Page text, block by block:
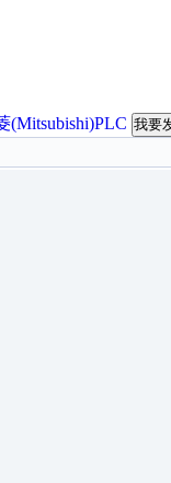
(Mitsubishi)PLC 我要